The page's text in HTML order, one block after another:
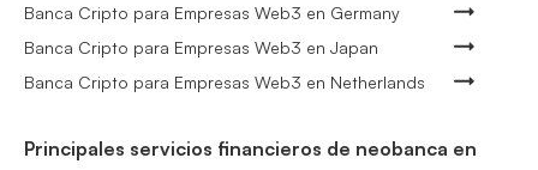
Banca Cripto para Empresas Web3 en Germany
Banca Cripto para Empresas Web3 en Japan
Banca Cripto para Empresas Web3 en Netherlands
Principales servicios financieros de neobanca en